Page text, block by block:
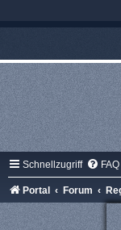
Schnellzugriff FAQ
Portal Forum